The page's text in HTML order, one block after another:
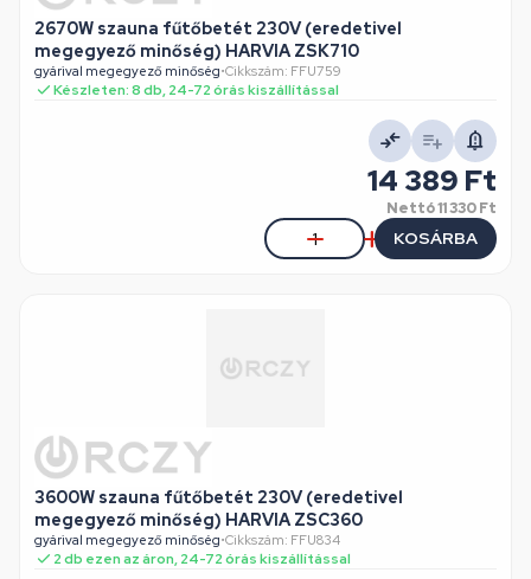
2670W szauna fűtőbetét 230V (eredetivel
megegyező minőség) HARVIA ZSK710
gyárival megegyező minőség•Cikkszám: FFU759
Készleten: 8 db, 24-72 órás kiszállítással
14 389 Ft
Nettó11 330 Ft
KOSÁRBA
3600W szauna fűtőbetét 230V (eredetivel
megegyező minőség) HARVIA ZSC360
gyárival megegyező minőség•Cikkszám: FFU834
2 db ezen az áron, 24-72 órás kiszállítással